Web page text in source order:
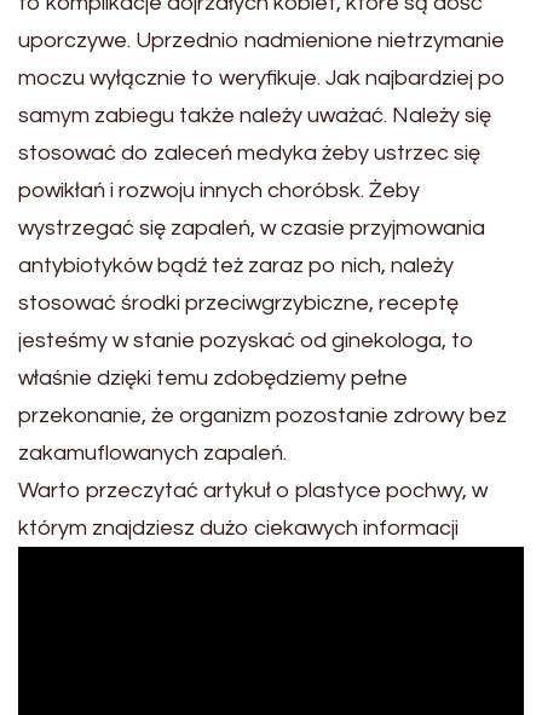
uporczywe. Uprzednio nadmienione nietrzymanie
moczu wyłącznie to weryfikuje. Jak najbardziej po
samym zabiegu także należy uważać. Należy się
stosować do zaleceń medyka żeby ustrzec się
powikłań i rozwoju innych choróbsk. Żeby
wystrzegać się zapaleń, w czasie przyjmowania
antybiotyków bądź też zaraz po nich, należy
stosować środki przeciwgrzybiczne, receptę
jesteśmy w stanie pozyskać od ginekologa, to
właśnie dzięki temu zdobędziemy pełne
przekonanie, że organizm pozostanie zdrowy bez
zakamuflowanych zapaleń.
Warto przeczytać artykuł o plastyce pochwy, w
którym znajdziesz dużo ciekawych informacji